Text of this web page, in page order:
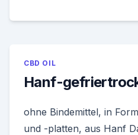
CBD OIL
Hanf-
ohne Bindemittel, in
und -platten, aus Hanf